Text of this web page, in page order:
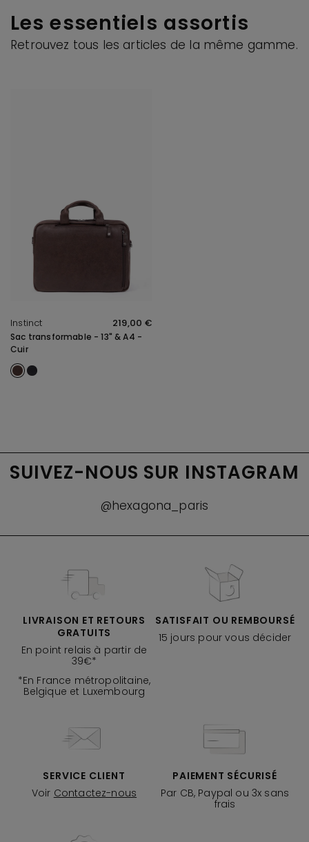
Les essentiels assortis
Retrouvez tous les articles de la même gamme.
Instinct 219,00 €
Sac transformable - 13" & A4 -
Cuir
Marron
Noir
SUIVEZ-NOUS SUR INSTAGRAM
@hexagona_paris
LIVRAISON ET RETOURS
GRATUITS
En point relais à partir de
39€*
*En France métropolitaine,
Belgique et Luxembourg
SATISFAIT OU REMBOURSÉ
15 jours pour vous décider
SERVICE CLIENT
Voir Contactez-nous
PAIEMENT SÉCURISÉ
Par CB, Paypal ou 3x sans
frais